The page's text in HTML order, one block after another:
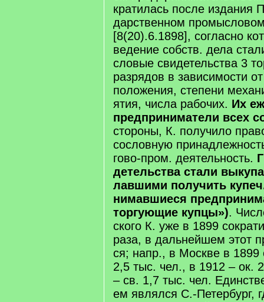
кра­ти­лась пос­ле из­да­ния
дарст­вен­ном
[8(20).6.1898], со­глас­но
ве­де­ние собств. де­ла
сло­вые сви­де­тель­ст­ва 3
раз­ря­дов в за­ви­си­мо­сти
по­ло­же­ния, сте­пе­ни
ятия, чис­ла ра­бо­чих. Их
пред­при­ни­ма­те­ли всех
сто­ро­ны, К. по­лу­чи­ло
со­слов­ную
го­во-пром. дея­тель­ность.
де­тель­ст­ва ста­ли
лав­ши­ми по­лу­чить
ни­мав­шие­ся
тор­гую­щие куп­цы»).
ско­го К. уже в 1899
раза, в даль­ней­шем этот
ся; напр., в Мо­ск­ве в 1899
2,5 тыс. чел., в 1912 – ок.
– св. 1,7 тыс. чел.
ем яв­лял­ся С.-Пе­тер­бург,